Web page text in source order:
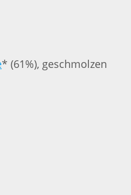
* (61%), geschmolzen